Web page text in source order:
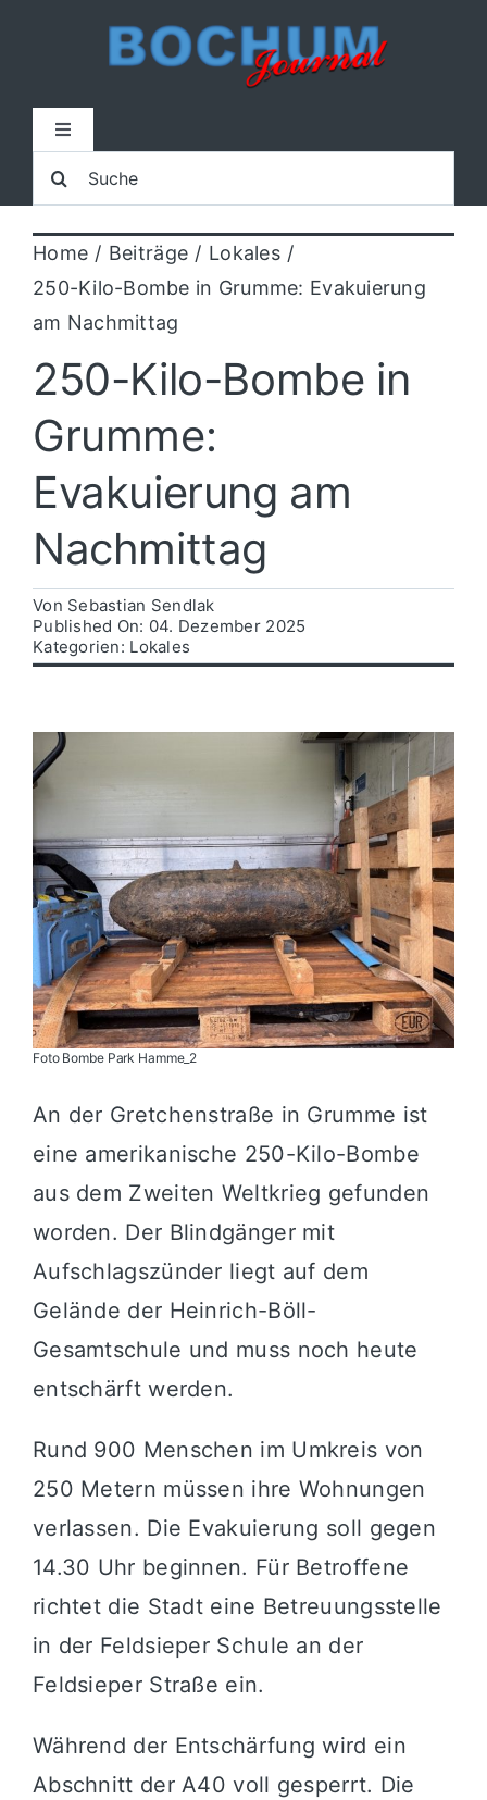
Toggle
Home
Lokal
Blaulicht
Sport
Kultur
Politik
Wirtschaft
Suche
nach:
Home Beiträge
Lokales
250-Kilo-Bombe in Grumme: Evakuierung
am Nachmittag
250-Kilo-Bombe in
Grumme:
Evakuierung am
Nachmittag
Von Sebastian Sendlak
Published On: 04. Dezember 2025
Kategorien: Lokales
Foto Bombe Park Hamme_2
An der Gretchenstraße in Grumme ist
eine amerikanische 250-Kilo-Bombe
aus dem Zweiten Weltkrieg gefunden
worden. Der Blindgänger mit
Aufschlagszünder liegt auf dem
Gelände der Heinrich-Böll-
Gesamtschule und muss noch heute
entschärft werden.
Rund 900 Menschen im Umkreis von
250 Metern müssen ihre Wohnungen
verlassen. Die Evakuierung soll gegen
14.30 Uhr beginnen. Für Betroffene
richtet die Stadt eine Betreuungsstelle
in der Feldsieper Schule an der
Feldsieper Straße ein.
Während der Entschärfung wird ein
Abschnitt der A40 voll gesperrt. Die